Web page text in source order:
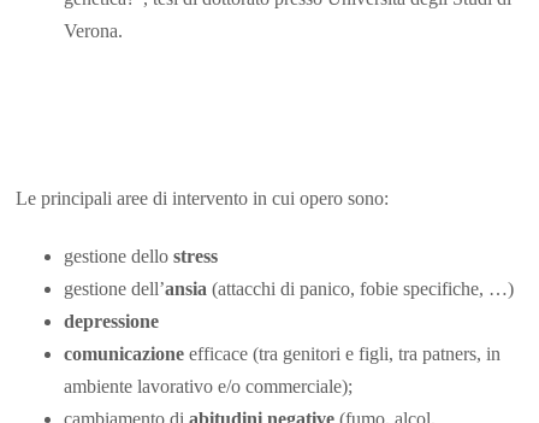
Verona.
Le principali aree di intervento in cui opero sono:
gestione dellostress
gestione dell’ansia (attacchi di panico, fobie specifiche, …)
depressione
comunicazione efficace (tra genitori e figli, tra patners, in
ambiente lavorativo e/o commerciale);
cambiamento diabitudini negative (fumo, alcol,